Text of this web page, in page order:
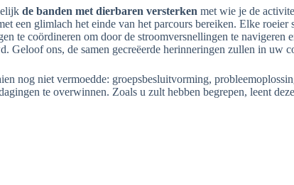
de banden met dierbaren versterken met wie je de
een glimlach het einde van het parcours bereiken. Elke
te coördineren om door de stroomversnellingen te
ons, de samen gecreëerde herinneringen zullen in uw
nog niet vermoedde: groepsbesluitvorming,
te overwinnen. Zoals u zult hebben begrepen, leent